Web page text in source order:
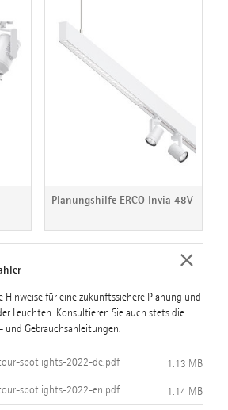
Hinweise für eine zukunftssichere Planung und
Leuchten. Konsultieren Sie auch stets die
Gebrauchsanleitungen.
spotlights-2022-de.pdf
1.13 MB
spotlights-2022-en.pdf
1.14 MB
Planungshilfe ERCO Invia 48V